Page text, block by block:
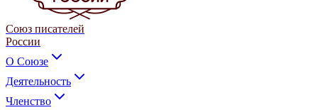
Союз писателей
России
О Союзе
Деятельность
Членство